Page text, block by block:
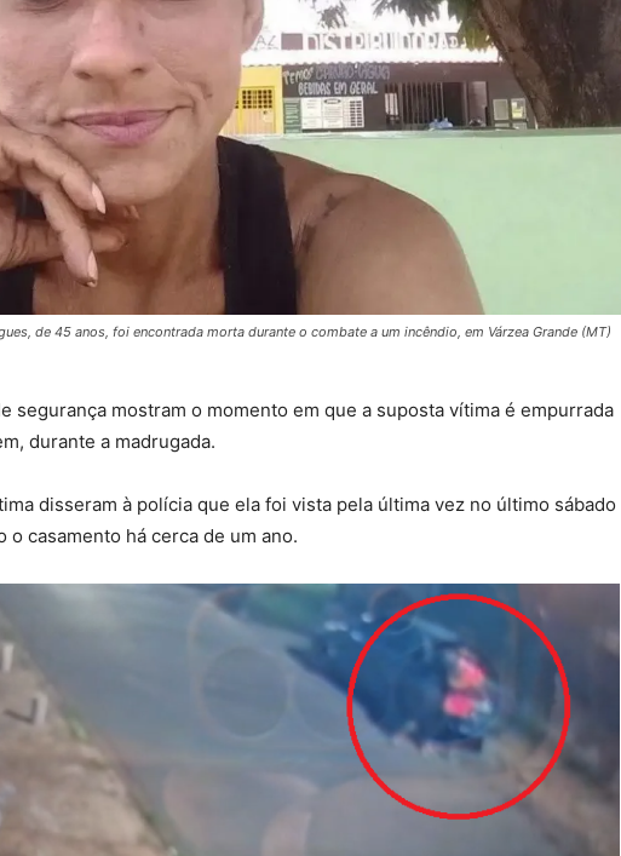
de 45 anos, foi encontrada morta durante o combate a um incêndio, em Várzea Grande (MT)
segurança mostram o momento em que a suposta vítima é empurrada
durante a madrugada.
disseram à polícia que ela foi vista pela última vez no último sábado
o casamento há cerca de um ano.